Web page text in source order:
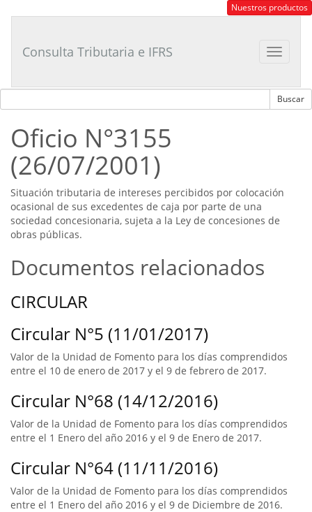
Tributario
Nuestros productos
Toggle
Consulta Tributaria e IFRS
Oficio N°3155
(26/07/2001)
Situación tributaria de intereses percibidos por colocación
ocasional de sus excedentes de caja por parte de una
sociedad concesionaria, sujeta a la Ley de concesiones de
obras públicas.
Documentos relacionados
CIRCULAR
Circular N°5 (11/01/2017)
Valor de la Unidad de Fomento para los días comprendidos
entre el 10 de enero de 2017 y el 9 de febrero de 2017.
Circular N°68 (14/12/2016)
Valor de la Unidad de Fomento para los días comprendidos
entre el 1 Enero del año 2016 y el 9 de Enero de 2017.
Circular N°64 (11/11/2016)
Valor de la Unidad de Fomento para los días comprendidos
entre el 1 Enero del año 2016 y el 9 de Diciembre de 2016.